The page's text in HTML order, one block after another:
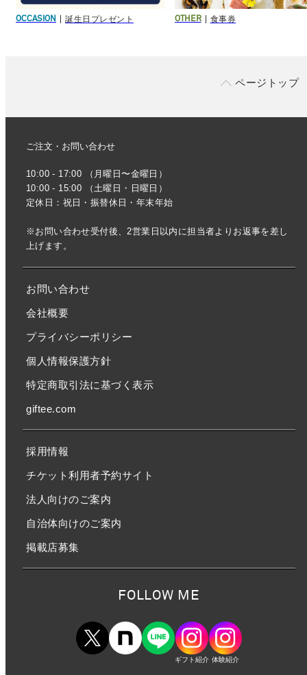
OCCASION 誕生日プレゼント OTHER 食事券
ページトップ
ご注文・お問い合わせ
10:00 - 17:00 （月曜日〜金曜日）
10:00 - 15:00 （土曜日・日曜日）
定休日：祝日・振替休日・年末年始
※お問い合わせ受付後、2営業日以内に担当者よりお返事を差し
上げます。
お問い合わせ
会社概要
プライバシーポリシー
個人情報保護方針
特定商取引法に基づく表示
giftee.com
採用情報
チケット利用者予約サイト
法人向けのご案内
自治体向けのご案内
掲載店募集
FOLLOW ME
ギフト紹介 体験紹介